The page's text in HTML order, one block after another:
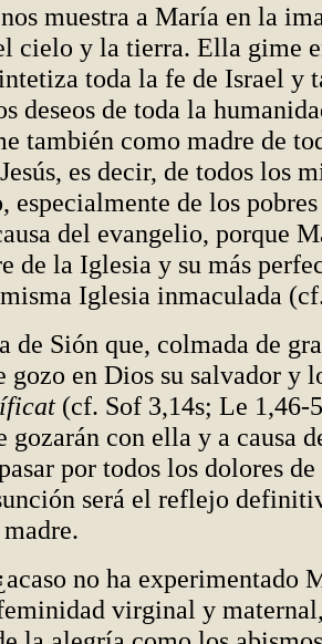
muestra a María en la
cielo y la tierra. Ella gime
toda la fe de Israel y
deseos de toda la
también como madre de
es decir, de todos los
especialmente de los
del evangelio, porque
de la Iglesia y su más
Iglesia inmaculada
de Sión que, colmada de
gozo en Dios su salvador y
(cf. Sof 3,14s; Le 1,46-
gozarán con ella y a causa
por todos los dolores
será el reflejo
no ha experimentado
virginal y